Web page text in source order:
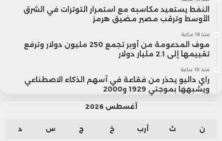
النفط يستعيد مكاسبه مع استمرار التوترات في الشرق
الأوسط وترقب مصير مضيق هرمز
منذ 18 ساعة
موف المدعومة من أوبر تجمع 250 مليون دولار وترفع
تقييمها إلى 2.1 مليار دولار
منذ 19 ساعة
راي داليو يحذر من فقاعة في أسهم الذكاء الاصطناعي
ويشبهها بموجتي 1929 و2000
أغسطس 2026
ن ث أرب خ ج س د